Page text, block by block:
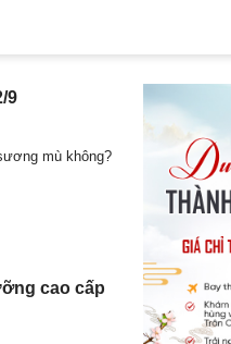
9
mù không?
cao cấp